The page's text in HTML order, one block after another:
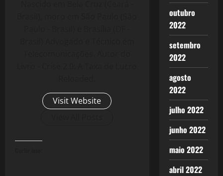
Visit Website
outubro
2022
setembro
2022
agosto
2022
julho 2022
junho 2022
maio 2022
abril 2022